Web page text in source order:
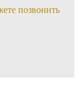
позвонить